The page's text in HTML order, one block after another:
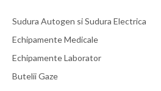
Sudura Autogen si Sudura Electrica
Echipamente Medicale
Echipamente Laborator
Butelii Gaze